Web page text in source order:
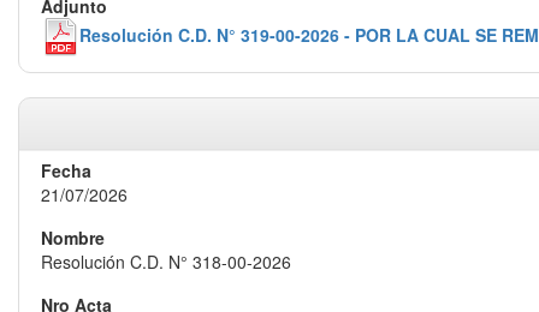
Resolución C.D. N° 319-00-2026 - POR LA CUAL SE
21/07/2026
Resolución C.D. N° 318-00-2026